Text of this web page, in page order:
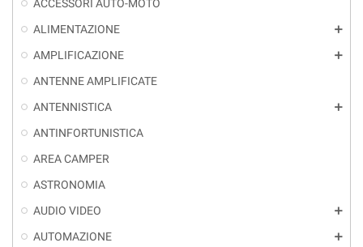
ACCESSORI AUTO-MOTO
ALIMENTAZIONE
add
AMPLIFICAZIONE add
ANTENNE AMPLIFICATE
ANTENNISTICA
add
ANTINFORTUNISTICA
AREA CAMPER
ASTRONOMIA
AUDIO VIDEO
add
AUTOMAZIONE add